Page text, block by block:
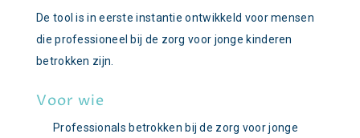
De tool is in eerste instantie ontwikkeld voor mensen
die professioneel bij de zorg voor jonge kinderen
betrokken zijn.
Voor wie
Professionals betrokken bij de zorg voor jonge